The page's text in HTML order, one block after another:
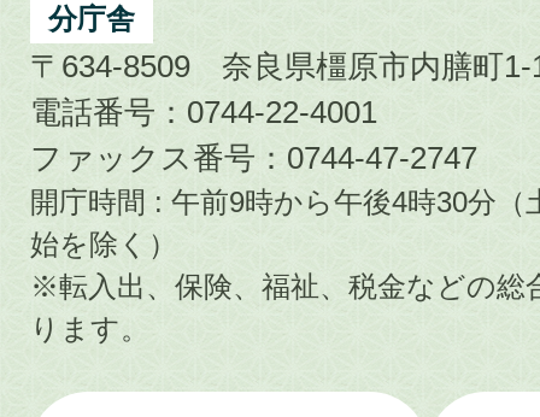
分庁舎
〒634-8509 奈良県橿原市内膳町1-
電話番号：0744-22-4001
ファックス番号：0744-47-2747
開庁時間 : 午前9時から午後4時30分
始を除く）
※転入出、保険、福祉、税金などの総
ります。